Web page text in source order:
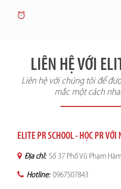
LIÊN HỆ VỚI
Liên hệ với chúng tôi để
mắc một cách
ELITE PR SCHOOL - HỌC PR
Địa chỉ: Số 37 Phố Vũ Phạm
Hotline: 0967507843